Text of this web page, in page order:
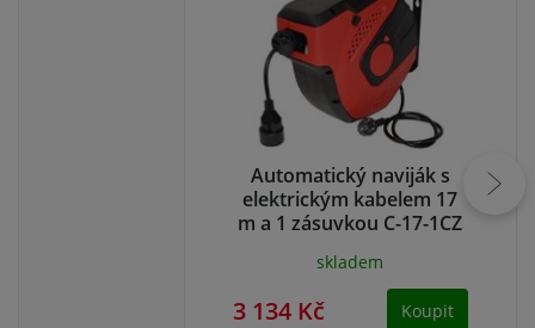
Automatický naviják s
elektrickým kabelem 17
m a 1 zásuvkou C-17-1CZ
skladem
3 134 Kč Koupit